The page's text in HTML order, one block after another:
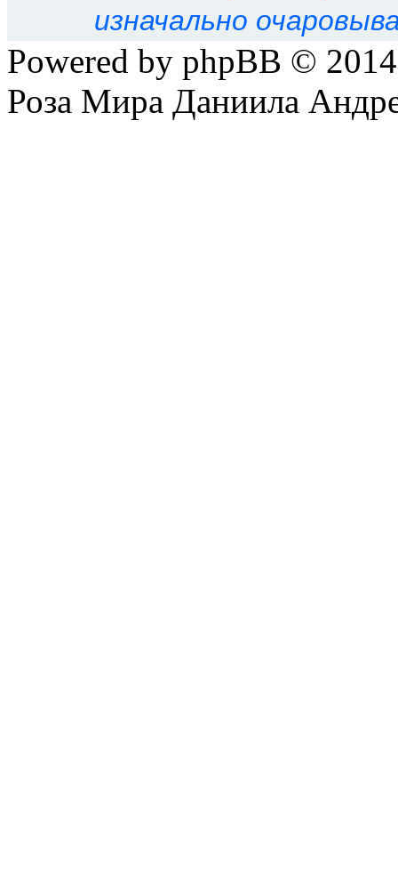
Права доступа к
Выне можетеначинать
Выне можетеотвечать
изначально
Powered by phpBB ©
Роза Мира Даниила